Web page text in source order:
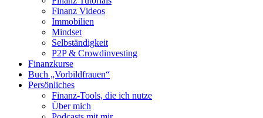
Finanz Videos
Immobilien
Mindset
Selbständigkeit
P2P & Crowdinvesting
Finanzkurse
Buch „Vorbildfrauen“
Persönliches
Finanz-Tools, die ich nutze
Über mich